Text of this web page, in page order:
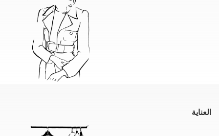
العناية